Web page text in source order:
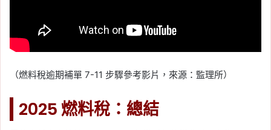
（燃料稅逾期補單 7-11 步驟參考影片，來源：監理所）
2025 燃料稅：總結